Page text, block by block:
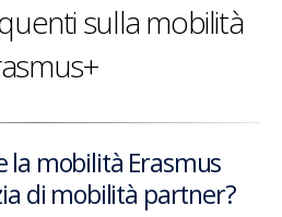
sulla mobilità
la mobilità Erasmus
di mobilità partner?